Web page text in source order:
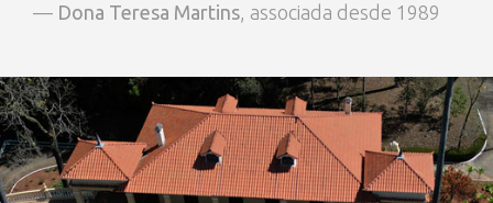
— Dona Teresa Martins, associada desde 1989